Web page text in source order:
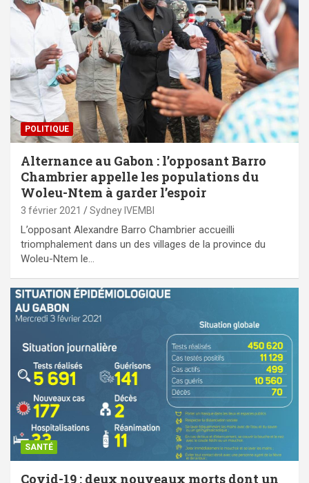
POLITIQUE
Alternance au Gabon : l’opposant Barro
Chambrier appelle les populations du
Woleu-Ntem à garder l’espoir
3 février 2021 Sydney IVEMBI
L’opposant Alexandre Barro Chambrier accueilli
triomphalement dans un des villages de la province du
Woleu-Ntem le…
SANTÉ
Covid-19 : deux nouveaux morts dont un